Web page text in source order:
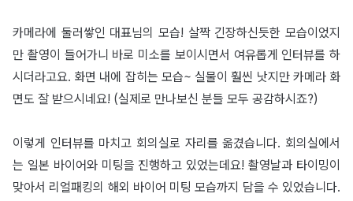
카메라에 둘러쌓인 대표님의 모습! 살짝 긴장하신듯한 모습이었지
만 촬영이 들어가니 바로 미소를 보이시면서 여유롭게 인터뷰를 하
시더라고요. 화면 내에 잡히는 모습~ 실물이 훨씬 낫지만 카메라 화
면도 잘 받으시네요! (실제로 만나보신 분들 모두 공감하시죠?)
이렇게 인터뷰를 마치고 회의실로 자리를 옮겼습니다. 회의실에서
는 일본 바이어와 미팅을 진행하고 있었는데요! 촬영날과 타이밍이
맞아서 리얼패킹의 해외 바이어 미팅 모습까지 담을 수 있었습니다.